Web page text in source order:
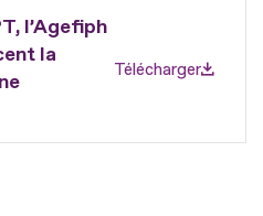
l’Agefiph
la
Télécharger